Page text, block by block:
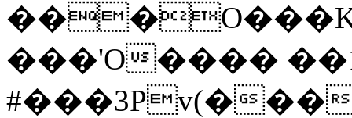
���'O����
#���3Pv(���